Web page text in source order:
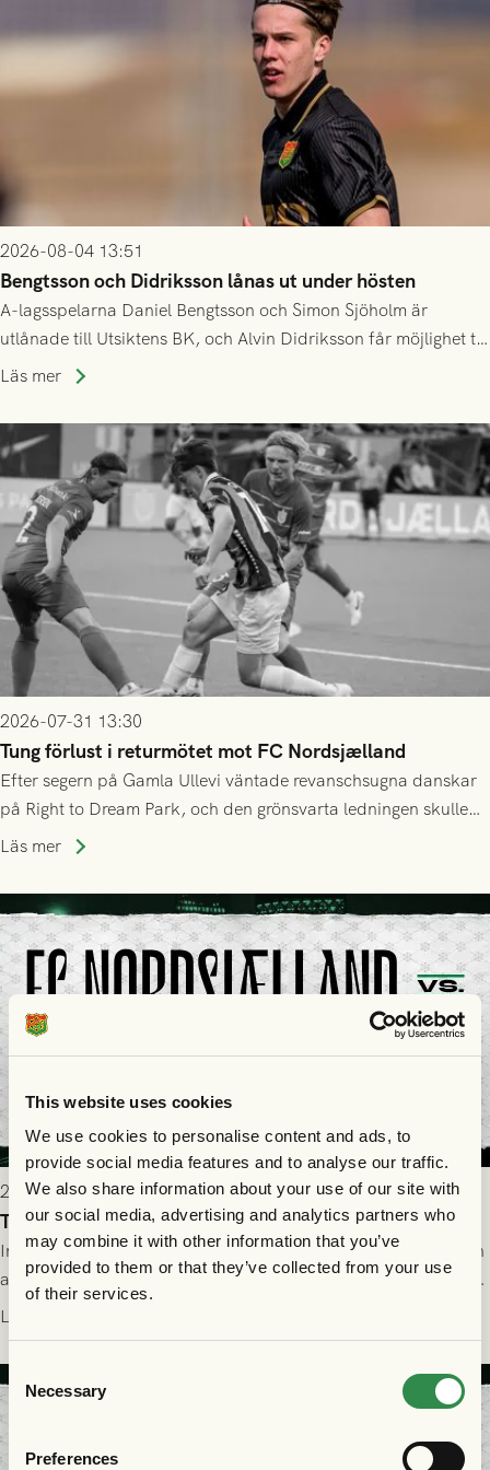
This website uses cookies
We use cookies to personalise content and ads, to
provide social media features and to analyse our traffic.
We also share information about your use of our site with
our social media, advertising and analytics partners who
may combine it with other information that you’ve
provided to them or that they’ve collected from your use
of their services.
Consent
Selection
Necessary
Preferences
2026-08-04 13:51
Bengtsson och Didriksson lånas ut under hösten
A-lagsspelarna Daniel Bengtsson och Simon Sjöholm är
utlånade till Utsiktens BK, och Alvin Didriksson får möjlighet till
speltid i Hestrafors genom föreningssamarbete.
Läs mer
2026-07-31 13:30
Tung förlust i returmötet mot FC Nordsjælland
Efter segern på Gamla Ullevi väntade revanschsugna danskar
på Right to Dream Park, och den grönsvarta ledningen skulle
upphöra efter mindre än kvarten spelad. På lika mark visade
tennissiffror och det grönsvarta europaäventyret tog slut.
Läs mer
2026-07-29 19:00
Truppen till FC Nordsjælland - GAIS 30/7
Imorgon torsdag spelar GAIS borta mot FC Nordsjælland i den
andra kvalmatchen till Conference League på Right to Dream
Park! Fredrik Holmberg och ledarstaben har tagit ut följande
trupp till matchen:
Läs mer